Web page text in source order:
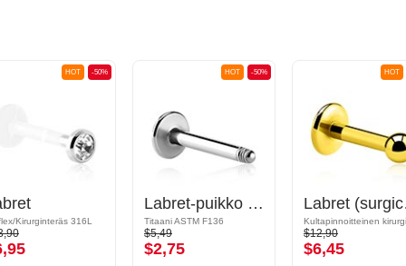
-50%
HOT
Kirurginteräs 316L
-50%
HOT
Labret-puikko (titaani, kiiltävä pinta)
Titaani ASTM F136
$5,49
$2,75
HOT
$12,90
$6,45